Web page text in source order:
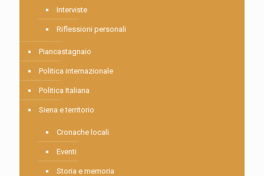
Interviste
Riflessioni personali
Piancastagnaio
Politica internazionale
Politica Italiana
Siena e territorio
Cronache locali
Eventi
Storia e memoria